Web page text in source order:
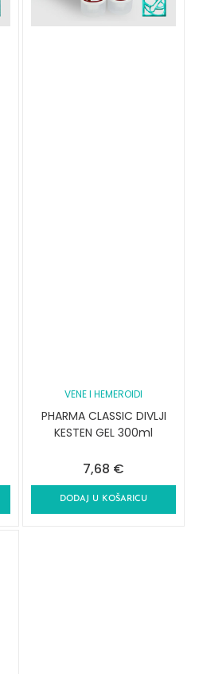
VENE I HEMEROIDI
PHARMA CLASSIC DIVLJI
KESTEN GEL 300ml
7,68 €
DODAJ U KOŠARICU